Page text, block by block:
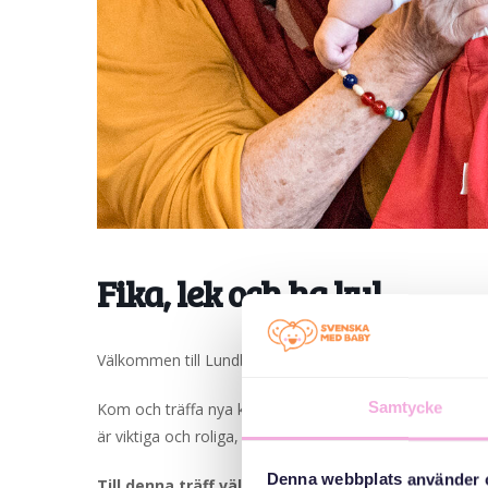
Samtycke
Denna webbplats använder
Fika, lek och ha kul.
Välkommen till Lundby bibliotek. Vi sjunger, läser, fikar
Kom och träffa nya kompisar, kanske någon från ett
är viktiga och roliga, både för stora och små.